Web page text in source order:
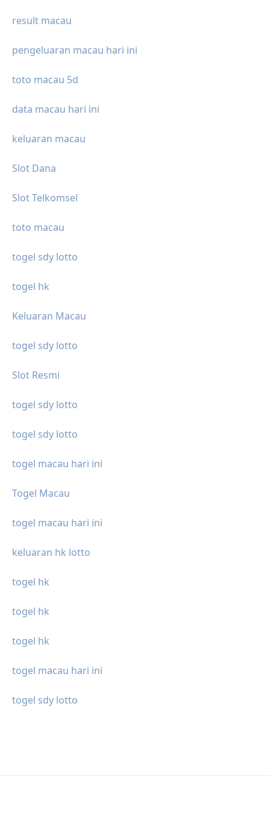
result macau
pengeluaran macau hari ini
toto macau 5d
data macau hari ini
keluaran macau
Slot Dana
Slot Telkomsel
toto macau
togel sdy lotto
togel hk
Keluaran Macau
togel sdy lotto
Slot Resmi
togel sdy lotto
togel sdy lotto
togel macau hari ini
Togel Macau
togel macau hari ini
keluaran hk lotto
togel hk
togel hk
togel hk
togel macau hari ini
togel sdy lotto